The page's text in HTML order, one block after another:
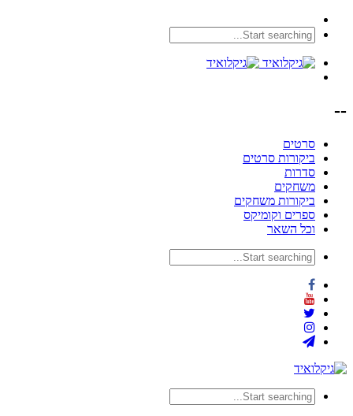
--
סרטים
ביקורות סרטים
סדרות
משחקים
ביקורות משחקים
ספרים וקומיקס
וכל השאר